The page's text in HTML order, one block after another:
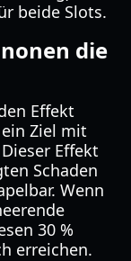
beide Slots.
die
Effekt
Ziel mit
Effekt
Schaden
Wenn
30 %
erreichen.